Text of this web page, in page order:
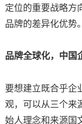
定位的重要战略方
品牌的差异化优势。
品牌全球化，中国
要想建立既合乎企
观，可以从三个来
始人理念和来源国